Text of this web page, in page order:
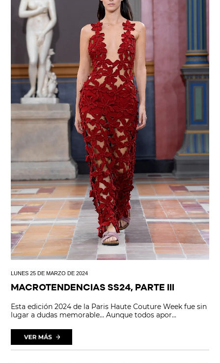
LUNES 25 DE MARZO DE 2024
MACROTENDENCIAS SS24, PARTE III
Esta edición 2024 de la Paris Haute Couture Week fue sin
lugar a dudas memorable… Aunque todos apor...